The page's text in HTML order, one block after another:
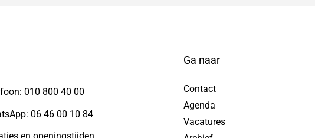
010 800 40 00
06 46 00 10 84Stuur WhatsApp bericht, opent in nieuw tabblad
Ga naar
Contact
Agenda
Vacatures